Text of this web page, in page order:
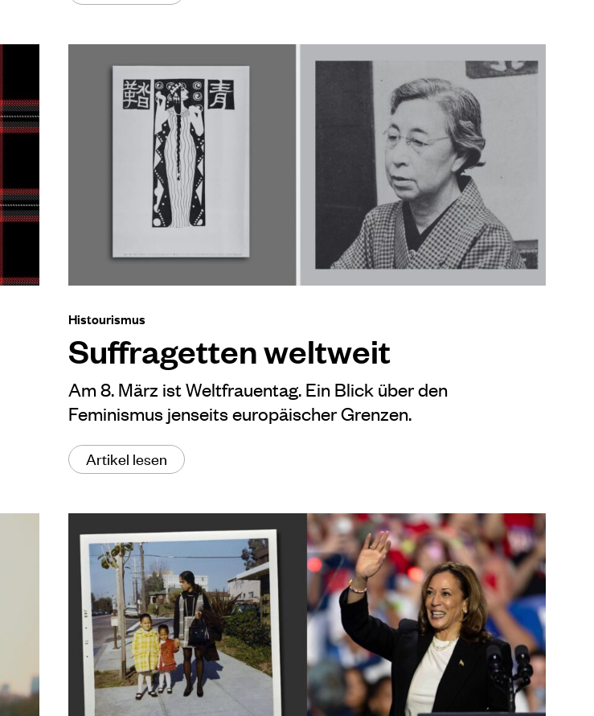
Histourismus
Suffragetten weltweit
Am 8. März ist Weltfrauentag. Ein Blick über den
Feminismus jenseits europäischer Grenzen.
Artikel lesen